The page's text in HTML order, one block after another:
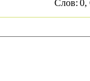
Слов: 0,